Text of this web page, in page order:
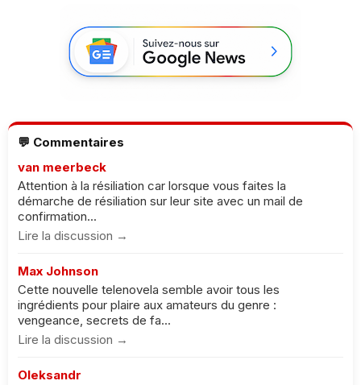
💬 Commentaires
van meerbeck
Attention à la résiliation car lorsque vous faites la
démarche de résiliation sur leur site avec un mail de
confirmation...
Lire la discussion →
Max Johnson
Cette nouvelle telenovela semble avoir tous les
ingrédients pour plaire aux amateurs du genre :
vengeance, secrets de fa...
Lire la discussion →
Oleksandr